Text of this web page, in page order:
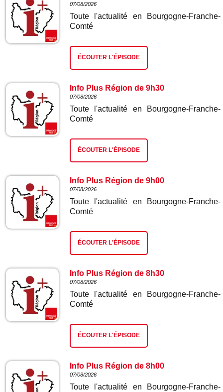
07/08/2026
Toute l'actualité en Bourgogne-Franche-
Comté
ÉCOUTER L'ÉPISODE
Info Plus Région de 9h30
07/08/2026
Toute l'actualité en Bourgogne-Franche-
Comté
ÉCOUTER L'ÉPISODE
Info Plus Région de 9h00
07/08/2026
Toute l'actualité en Bourgogne-Franche-
Comté
ÉCOUTER L'ÉPISODE
Info Plus Région de 8h30
07/08/2026
Toute l'actualité en Bourgogne-Franche-
Comté
ÉCOUTER L'ÉPISODE
Info Plus Région de 8h00
07/08/2026
Toute l'actualité en Bourgogne-Franche-